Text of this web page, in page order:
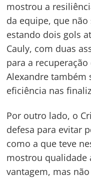
mostrou a
da equipe, que
estando dois gols
Cauly, com duas
para a
Alexandre também
eficiência nas
Por outro lado, o
defesa para evitar
como a que teve
mostrou qualidade
vantagem, mas